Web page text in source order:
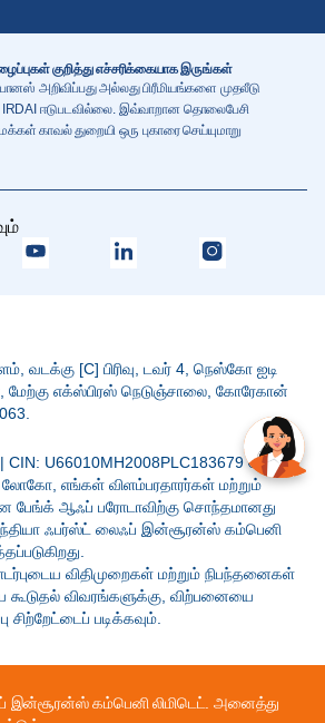
குறித்து எச்சரிக்கையாக இருங்கள்
அறிவிப்பது அல்லது பிரீமியங்களை முதலீடு
ஈடுபடவில்லை. இவ்வாறான தொலைபேசி
காவல் துறையி ஒரு புகாரை செய்யுமாறு
வடக்கு [C] பிரிவு, டவர் 4, நெஸ்கோ ஐடி
எக்ஸ்பிரஸ் நெடுஞ்சாலை, கோரேகான்
U66010MH2008PLC183679 மேலே
எங்கள் விளம்பரதாரர்கள் மற்றும்
பேங்க் ஆஃப் பரோடாவிற்கு சொந்தமானது
ஃபர்ஸ்ட் லைஃப் இன்சூரன்ஸ் கம்பெனி
விதிமுறைகள் மற்றும் நிபந்தனைகள்
கூடுதல் விவரங்களுக்கு, விற்பனையை
சிற்றேட்டைப் படிக்கவும்.
இன்சூரன்ஸ் கம்பெனி லிமிடெட். அனைத்து